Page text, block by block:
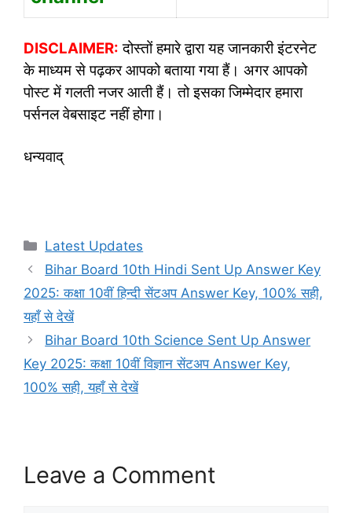
DISCLAIMER: दोस्तों हमारे द्वारा यह जानकारी इंटरनेट
के माध्यम से पढ़कर आपको बताया गया हैं। अगर आपको
पोस्ट में गलती नजर आती हैं। तो इसका जिम्मेदार हमारा
पर्सनल वेबसाइट नहीं होगा।
धन्यवाद्
Categories
Latest Updates
Bihar Board 10th Hindi Sent Up Answer Key
2025: कक्षा 10वीं हिन्दी सेंटअप Answer Key, 100% सही,
यहाँ से देखें
Bihar Board 10th Science Sent Up Answer
Key 2025: कक्षा 10वीं विज्ञान सेंटअप Answer Key,
100% सही, यहाँ से देखें
Leave a Comment